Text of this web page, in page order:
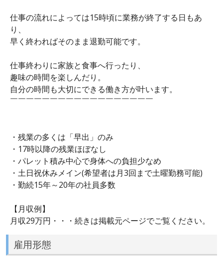
仕事の流れによっては15時頃に業務が終了する日もあ
り、
早く終わればそのまま退勤可能です。
仕事終わりに家族と食事へ行ったり、
趣味の時間を楽しんだり。
自分の時間も大切にできる働き方が叶います。
￣￣￣￣￣￣￣￣￣￣￣￣￣￣￣￣￣￣
・残業の多くは「早出」のみ
・17時以降の残業ほぼなし
・パレット積み中心で身体への負担少なめ
・土日祝休みメイン(希望者は月3回まで土曜勤務可能)
・勤続15年～20年の社員多数
【月収例】
月収29万円・・・続きは掲載元ページでご覧ください。
雇用形態